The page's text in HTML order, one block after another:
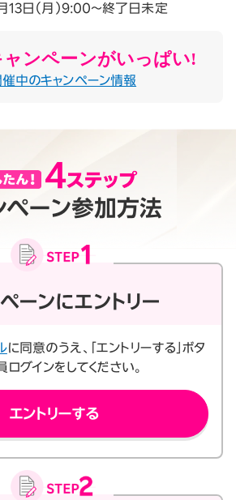
日（月）9:00～終了日未定
ャンペーンがいっぱい!
催中のキャンペーン情報
ペーン参加方法
ーンにエントリー
に同意のうえ、「エントリーする」ボタ
グインをしてください。
エントリーする